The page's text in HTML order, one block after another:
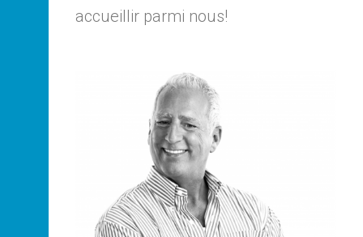
accueillir parmi nous!